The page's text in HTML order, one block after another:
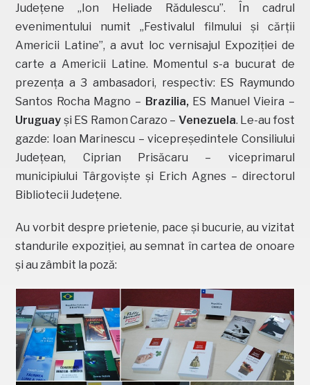
Județene „Ion Heliade Rădulescu”. În cadrul
evenimentului numit „Festivalul filmului și cărții
Americii Latine”, a avut loc vernisajul Expoziției de
carte a Americii Latine. Momentul s-a bucurat de
prezența a 3 ambasadori, respectiv: ES Raymundo
Santos Rocha Magno – Brazilia, ES Manuel Vieira –
Uruguay și ES Ramon Carazo – Venezuela. Le-au fost
gazde: Ioan Marinescu – vicepreședintele Consiliului
Județean, Ciprian Prisăcaru – viceprimarul
municipiului Târgoviște și Erich Agnes – directorul
Bibliotecii Județene.
Au vorbit despre prietenie, pace și bucurie, au vizitat
standurile expoziției, au semnat în cartea de onoare
și au zâmbit la poză: